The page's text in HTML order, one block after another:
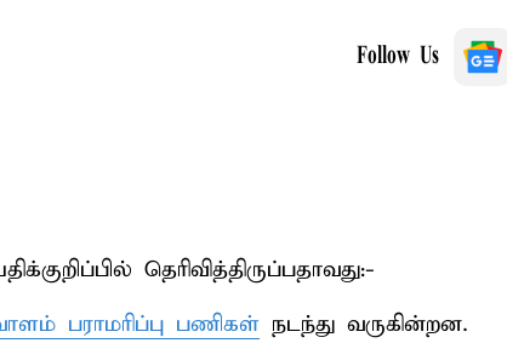
Follow Us
தெரிவித்திருப்பதாவது:-
பராமரிப்பு பணிகள் நடந்து வருகின்றன.